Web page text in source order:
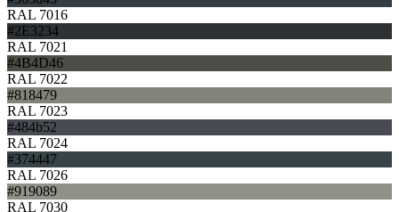
RAL 7016
#2E3234
RAL 7021
#4B4D46
RAL 7022
#818479
RAL 7023
#484b52
RAL 7024
#374447
RAL 7026
#919089
RAL 7030